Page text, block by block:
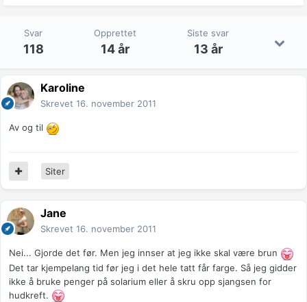
Svar
118
Opprettet
14 år
Siste svar
13 år
Karoline
Skrevet 16. november 2011
Av og til
Siter
Jane
Skrevet 16. november 2011
Nei... Gjorde det før. Men jeg innser at jeg ikke skal være brun
Det tar kjempelang tid før jeg i det hele tatt får farge. Så jeg gidder
ikke å bruke penger på solarium eller å skru opp sjangsen for
hudkreft.